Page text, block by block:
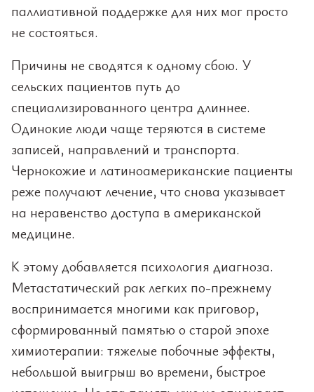
паллиативной поддержке для них мог просто
не состояться.
Причины не сводятся к одному сбою. У
сельских пациентов путь до
специализированного центра длиннее.
Одинокие люди чаще теряются в системе
записей, направлений и транспорта.
Чернокожие и латиноамериканские пациенты
реже получают лечение, что снова указывает
на неравенство доступа в американской
медицине.
К этому добавляется психология диагноза.
Метастатический рак легких по-прежнему
воспринимается многими как приговор,
сформированный памятью о старой эпохе
химиотерапии: тяжелые побочные эффекты,
небольшой выигрыш во времени, быстрое